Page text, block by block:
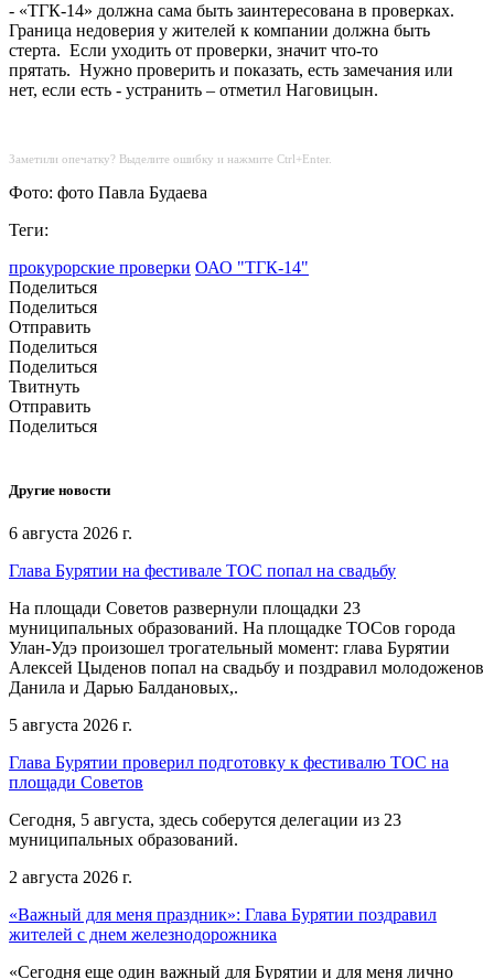
- «ТГК-14» должна сама быть заинтересована в проверках.
Граница недоверия у жителей к компании должна быть
стерта. Если уходить от проверки, значит что-то
прятать. Нужно проверить и показать, есть замечания или
нет, если есть - устранить – отметил Наговицын.
Заметили опечатку? Выделите ошибку и нажмите Ctrl+Enter.
Фото: фото Павла Будаева
Теги:
прокурорские проверки ОАО "ТГК-14"
Поделиться
Поделиться
Отправить
Поделиться
Поделиться
Твитнуть
Отправить
Поделиться
Другие новости
6 августа 2026 г.
Глава Бурятии на фестивале ТОС попал на свадьбу
На площади Советов развернули площадки 23
муниципальных образований. На площадке ТОСов города
Улан-Удэ произошел трогательный момент: глава Бурятии
Алексей Цыденов попал на свадьбу и поздравил молодоженов
Данила и Дарью Балдановых,.
5 августа 2026 г.
Глава Бурятии проверил подготовку к фестивалю ТОС на
площади Советов
Сегодня, 5 августа, здесь соберутся делегации из 23
муниципальных образований.
2 августа 2026 г.
«Важный для меня праздник»: Глава Бурятии поздравил
жителей с днем железнодорожника
«Сегодня еще один важный для Бурятии и для меня лично